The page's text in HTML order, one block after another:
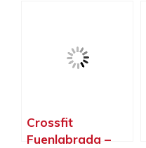
Crossfit
Fuenlabrada –